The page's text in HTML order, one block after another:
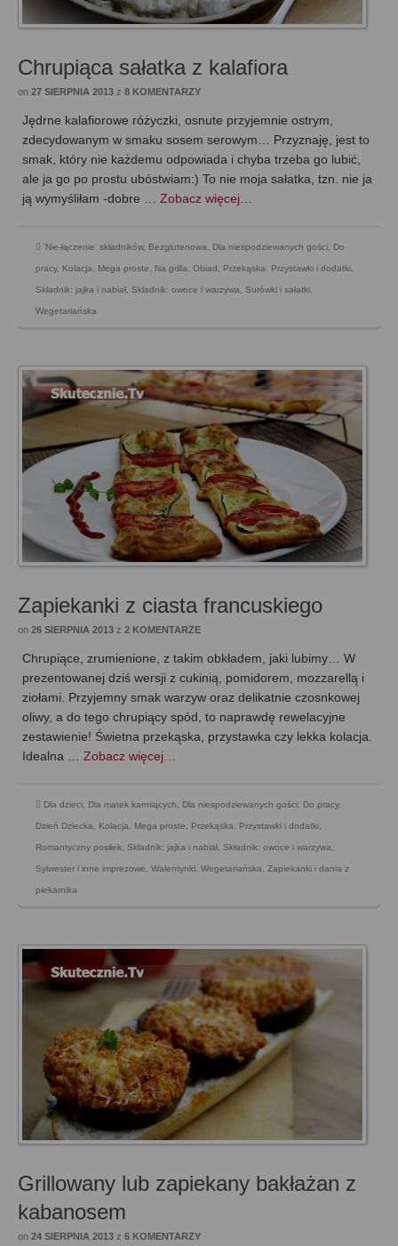
Chrupiąca sałatka z kalafiora
on 27 SIERPNIA 2013 z 8 KOMENTARZY
Jędrne kalafiorowe różyczki, osnute przyjemnie ostrym,
zdecydowanym w smaku sosem serowym… Przyznaję, jest to
smak, który nie każdemu odpowiada i chyba trzeba go lubić,
ale ja go po prostu ubóstwiam:) To nie moja sałatka, tzn. nie ja
ją wymyśliłam -dobre … Zobacz więcej…
'Nie-łączenie' składników, Bezglutenowa, Dla niespodziewanych gości, Do
pracy, Kolacja, Mega proste, Na grilla, Obiad , Przekąska, Przystawki i dodatki,
Składnik: jajka i nabiał, Składnik: owoce i warzywa, Surówki i sałatki,
Wegetariańska
Zapiekanki z ciasta francuskiego
on 26 SIERPNIA 2013 z 2 KOMENTARZE
Chrupiące, zrumienione, z takim obkładem, jaki lubimy… W
prezentowanej dziś wersji z cukinią, pomidorem, mozzarellą i
ziołami. Przyjemny smak warzyw oraz delikatnie czosnkowej
oliwy, a do tego chrupiący spód, to naprawdę rewelacyjne
zestawienie! Świetna przekąska, przystawka czy lekka kolacja.
Idealna … Zobacz więcej…
Dla dzieci Dla matek karmiących Dla niespodziewanych gości Do pracy,
Dzień Dziecka Kolacja Mega proste Przekąska Przystawki i dodatki
Romantyczny posiłek Składnik: jajka i nabiał Składnik: owoce i warzywa
Sylwester i inne imprezowe Walentynki Wegetariańska Zapiekanki i dania z
piekarnika
Grillowany lub zapiekany bakłażan z
kabanosem
on 24 SIERPNIA 2013 z 6 KOMENTARZY